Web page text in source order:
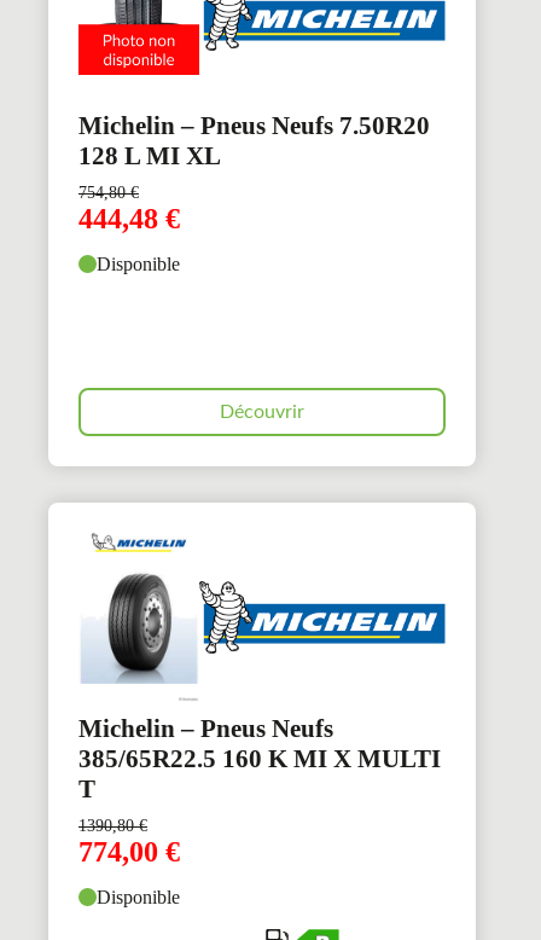
Michelin – Pneus Neufs 7.50R20
128 L MI XL
754,80€
444,48 €
Disponible
Découvrir
Michelin – Pneus Neufs
385/65R22.5 160 K MI X MULTI
T
1390,80€
774,00 €
Disponible